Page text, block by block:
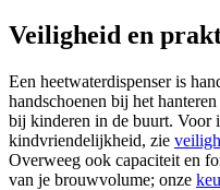
Veiligheid en
Een heetwaterdispenser is
handschoenen bij het
bij kinderen in de buurt. Voor
kindvriendelijkheid, zie
Overweeg ook capaciteit en
van je brouwvolume; onze